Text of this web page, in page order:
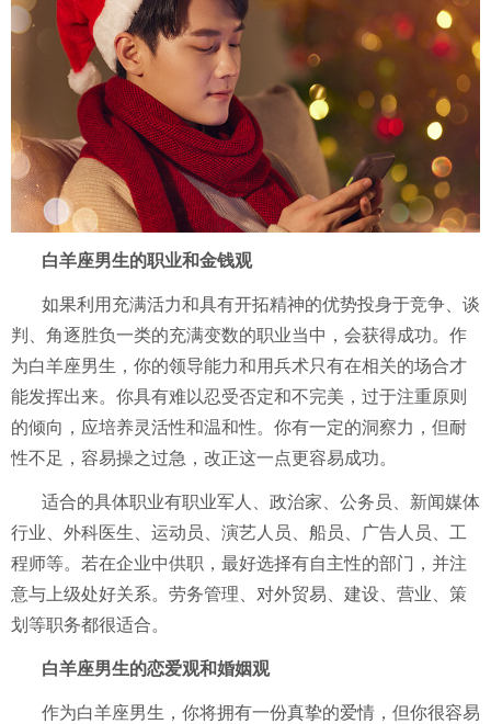
白羊座男生的职业和金钱观
如果利用充满活力和具有开拓精神的优势投身于竞争、谈
判、角逐胜负一类的充满变数的职业当中，会获得成功。作
为白羊座男生，你的领导能力和用兵术只有在相关的场合才
能发挥出来。你具有难以忍受否定和不完美，过于注重原则
的倾向，应培养灵活性和温和性。你有一定的洞察力，但耐
性不足，容易操之过急，改正这一点更容易成功。
适合的具体职业有职业军人、政治家、公务员、新闻媒体
行业、外科医生、运动员、演艺人员、船员、广告人员、工
程师等。若在企业中供职，最好选择有自主性的部门，并注
意与上级处好关系。劳务管理、对外贸易、建设、营业、策
划等职务都很适合。
白羊座男生的恋爱观和婚姻观
作为白羊座男生，你将拥有一份真挚的爱情，但你很容易